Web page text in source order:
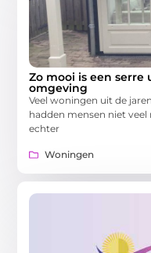
Zo mooi is een
omgeving
Veel woningen uit de
hadden mensen niet
echter
Woningen